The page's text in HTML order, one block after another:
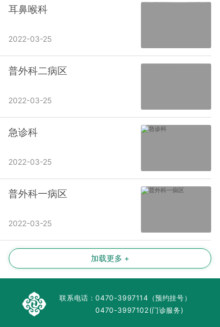
耳鼻喉科
2022-03-25
普外科二病区
2022-03-25
急诊科
2022-03-25
普外科一病区
2022-03-25
加载更多 +
联系电话：0470-3997114（预约挂号）
0470-3997102(门诊服务)